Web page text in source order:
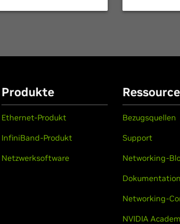
Produkte
Ethernet-Produkt
InfiniBand-Produkt
Netzwerksoftware
Bezugsquellen
Support
Networking-
Dokumentation
Networking-
NVIDIA